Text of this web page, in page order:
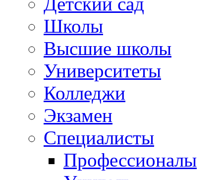
Школы
Высшие школы
Университеты
Колледжи
Экзамен
Специалисты
Профессионалы